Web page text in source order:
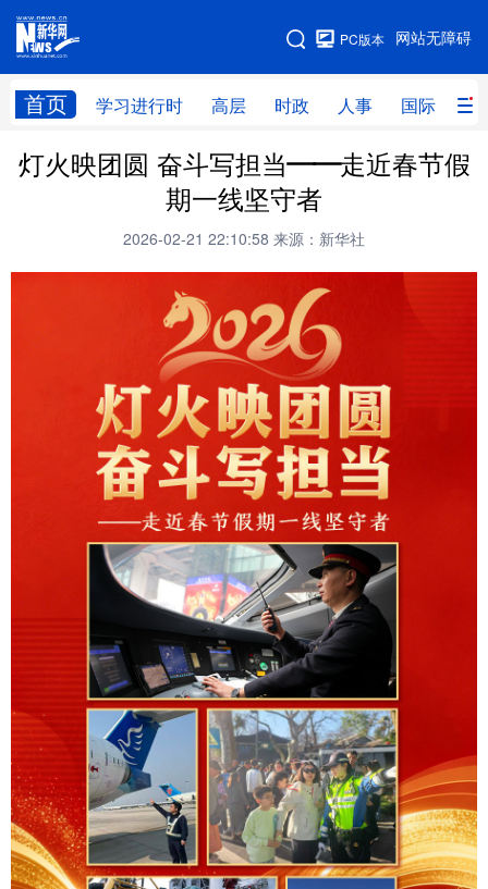
网站无障碍
PC版本
首页 学习进行时 高层 时政 人事 国际 财
网站地图
学习进行时 高层 时政 人事
财经 网评
科创 量子
书画 健康
视频 图片
中央文件 金融
人居 信息化 数字经济
学术中国 乡村振兴 银龄
旅游 能源
娱乐 时尚
一带一路 亚太网 上市公司
文化产业
地方频道
北京 天津 河北 山西
灯火映团圆 奋斗写担当——走近春节假
期一线坚守者
2026-02-21 22:10:58 来源：新华社